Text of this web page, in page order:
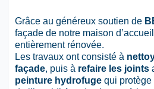
Grâce au généreux soutien de
façade de notre maison
entièrement rénovée.
Les travaux ont consisté à
façade, puis à refaire les joints
peinture hydrofuge qui protège